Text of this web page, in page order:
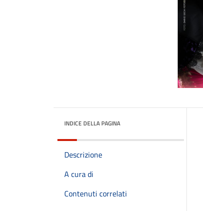
INDICE DELLA PAGINA
Descrizione
A cura di
Contenuti correlati